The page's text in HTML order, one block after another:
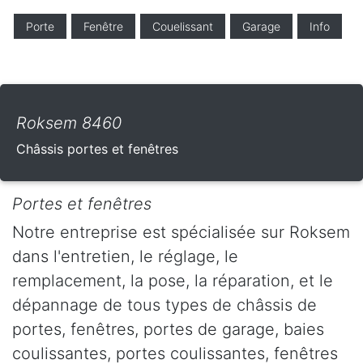
Porte Fenêtre Couelissant Garage Info
Roksem 8460
Châssis portes et fenêtres
Portes et fenêtres
Notre entreprise est spécialisée sur Roksem
dans l'entretien, le réglage, le
remplacement, la pose, la réparation, et le
dépannage de tous types de châssis de
portes, fenêtres, portes de garage, baies
coulissantes, portes coulissantes, fenêtres